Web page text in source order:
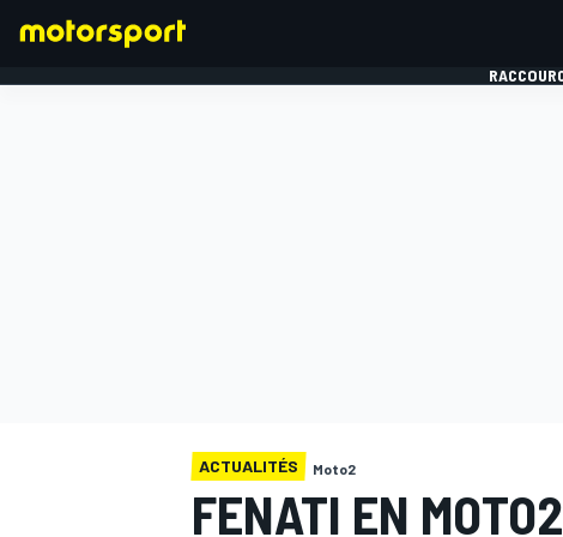
ACTUALITÉS Moto2
FENATI EN